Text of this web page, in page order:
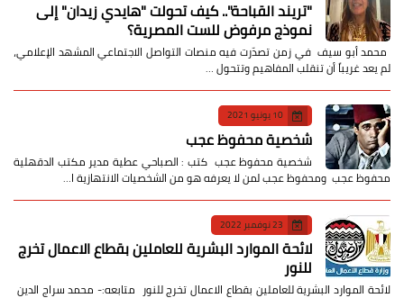
​"تريند القباحة".. كيف تحولت "هايدي زيدان" إلى
نموذج مرفوض للست المصرية؟
​ محمد أبو سيف ​في زمن تصدّرت فيه منصات التواصل الاجتماعي المشهد الإعلامي،
لم يعد غريباً أن تنقلب المفاهيم وتتحول …
10 يونيو 2021
شخصية محفوظ عجب
شخصية محفوظ عجب كتب : الصباحي عطية مدير مكتب الدقهلية
محفوظ عجب ومحفوظ عجب لمن لا يعرفه هو من الشخصيات الانتهازية ا…
23 نوفمبر 2022
لائحة الموارد البشرية للعاملين بقطاع الاعمال تخرج
للنور
لائحة الموارد البشرية للعاملين بقطاع الاعمال تخرج للنور متابعه:- محمد سراج الدين